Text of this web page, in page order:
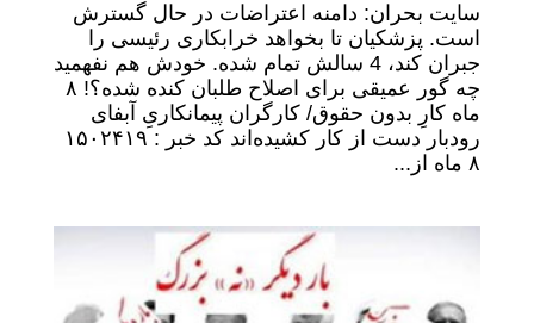
سایت بحران: دامنه اعتراضات در حال گسترش
است. پزشکیان تا بخواهد خرابکاری رئیسی را
جبران کند، 4 سالش تمام شده. خودش هم نفهمید
چه گور عمیقی برای اصلاح طلبان کنده شده؟! ۸
ماه کارِ بدون حقوق/ کارگران پیمانکاریِ آبفای
رودبار دست از کار کشیده‌اند کد خبر : ۱۵۰۲۴۱۹
۸ ماه از...